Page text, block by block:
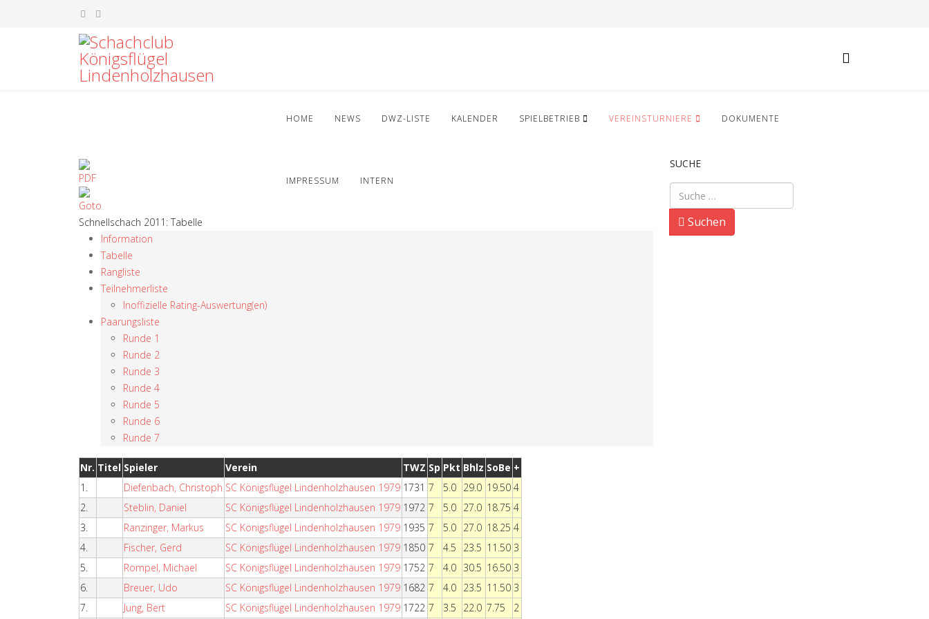
HOME NEWS DWZ-LISTE KALENDER SPIELBETRIEB VEREINSTURNIERE DOKUMENTE
IMPRESSUM INTERN
Schnellschach 2011: Tabelle
Information
Tabelle
Rangliste
Teilnehmerliste
Inoffizielle Rating-Auswertung(en)
Paarungsliste
Runde 1
Runde 2
Runde 3
Runde 4
Runde 5
Runde 6
Runde 7
Nr. Titel Spieler Verein TWZ Sp Pkt Bhlz SoBe +
1.
Diefenbach, Christoph SC Königsflügel Lindenholzhausen 1979 1731 7 5.0 29.0 19.50 4
2.
Steblin, Daniel SC Königsflügel Lindenholzhausen 1979 1972 7 5.0 27.0 18.75 4
3.
Ranzinger, Markus SC Königsflügel Lindenholzhausen 1979 1935 7 5.0 27.0 18.25 4
4.
Fischer, Gerd SC Königsflügel Lindenholzhausen 1979 1850 7 4.5 23.5 11.50 3
5.
Rompel, Michael SC Königsflügel Lindenholzhausen 1979 1752 7 4.0 30.5 16.50 3
6.
Breuer, Udo SC Königsflügel Lindenholzhausen 1979 1682 7 4.0 23.5 11.50 3
7.
Jung, Bert SC Königsflügel Lindenholzhausen 1979 1722 7 3.5 22.0 7.75 2
SUCHE
Suchen
Suchen